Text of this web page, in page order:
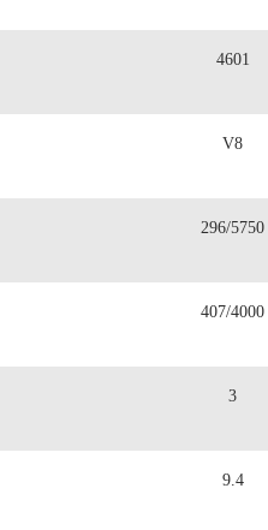
4601
V8
296/5750
407/4000
3
9.4